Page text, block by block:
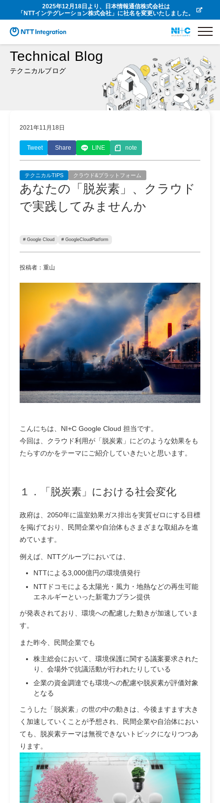
2025年12月18日より、日本情報通信株式会社は
「NTTインテグレーション株式会社」に社名を変更いたしました。
Technical Blog
テクニカルブログ
2021年11月18日
Tweet Share LINE note
テクニカルTIPS クラウド&プラットフォーム
あなたの「脱炭素」、クラウド
で実践してみませんか
# Google Cloud # GoogleCloudPlatform
投稿者：重山
こんにちは、NI+C Google Cloud 担当です。
今回は、クラウド利用が「脱炭素」にどのような効果をも
たらすのかをテーマにご紹介していきたいと思います。
１．「脱炭素」における社会変化
政府は、2050年に温室効果ガス排出を実質ゼロにする目標
を掲げており、民間企業や自治体もさまざまな取組みを進
めています。
例えば、NTTグループにおいては、
NTTによる3,000億円の環境債発行
NTTドコモによる太陽光・風力・地熱などの再生可能
エネルギーといった新電力プラン提供
が発表されており、環境への配慮した動きが加速していま
す。
また昨今、民間企業でも
株主総会において、環境保護に関する議案要求された
り、会場外で抗議活動が行われたりしている
企業の資金調達でも環境への配慮や脱炭素が評価対象
となる
こうした「脱炭素」の世の中の動きは、 今後ますます大き
く加速していくことが予想され、民間企業や自治体におい
ても、脱炭素テーマは無視できないトピックになりつつあ
ります。